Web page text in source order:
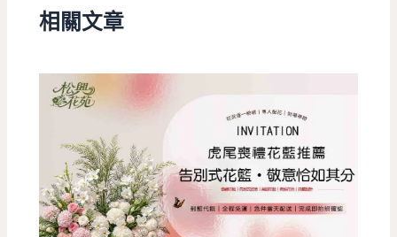
相關文章